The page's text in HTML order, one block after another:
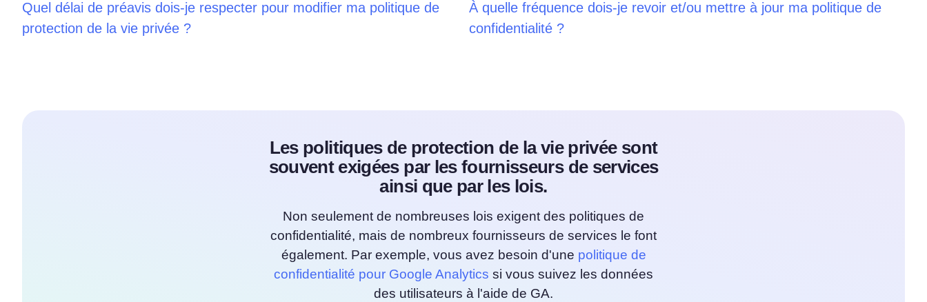
Quel délai de préavis dois-je respecter pour modifier ma politique de
protection de la vie privée ?
À quelle fréquence dois-je revoir et/ou mettre à jour ma politique de
confidentialité ?
Les politiques de protection de la vie privée sont
souvent exigées par les fournisseurs de services
ainsi que par les lois.
Non seulement de nombreuses lois exigent des politiques de
confidentialité, mais de nombreux fournisseurs de services le font
également. Par exemple, vous avez besoin d'une politique de
confidentialité pour Google Analytics si vous suivez les données
des utilisateurs à l'aide de GA.